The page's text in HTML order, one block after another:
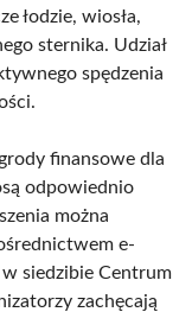
łodzie, wiosła,
sternika. Udział
spędzenia
finansowe dla
odpowiednio
można
e-
siedzibie Centrum
zachęcają